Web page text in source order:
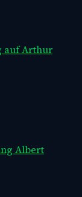
auf Arthur